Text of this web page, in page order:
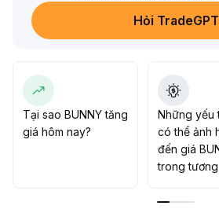
phần gần biên dưới của vùng dao
và đặt dừng lỗ nghiêm ngặt dưới
vào, xây dựng hệ sinh thái và động
điều chỉnh vị thế linh hoạt, kiểm
Hỏi TradeGPT
Tại sao BUNNY tăng
giá hôm nay?
Những yếu
có thể ảnh
đến giá
trong tương